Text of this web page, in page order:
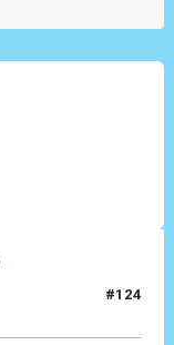
#124